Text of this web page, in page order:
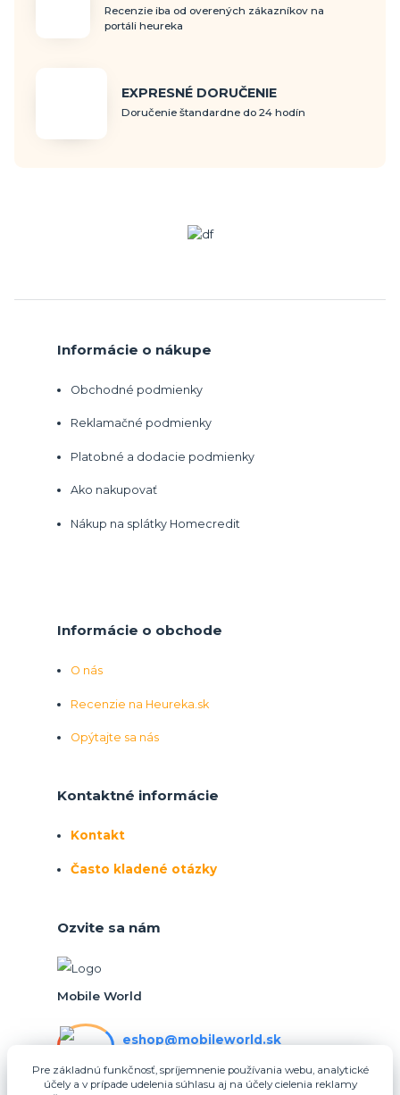
Recenzie iba od overených zákazníkov na
portáli heureka
EXPRESNÉ DORUČENIE
Doručenie štandardne do 24 hodín
Informácie o nákupe
Obchodné podmienky
Reklamačné podmienky
Platobné a dodacie podmienky
Ako nakupovať
Nákup na splátky Homecredit
Informácie o obchode
O nás
Recenzie na Heureka.sk
Opýtajte sa nás
Kontaktné informácie
Kontakt
Často kladené otázky
Ozvite sa nám
Mobile World
eshop@mobileworld.sk
Pre základnú funkčnosť, spríjemnenie používania webu, analytické
účely a v prípade udelenia súhlasu aj na účely cielenia reklamy